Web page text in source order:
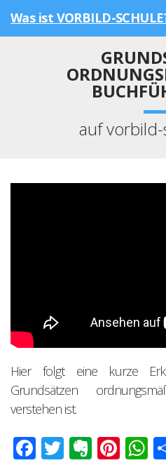
Was ist VORBILD-
auf
Hier folgt eine kurze
Grundsätzen
verstehen ist.
Facebook
Twitter